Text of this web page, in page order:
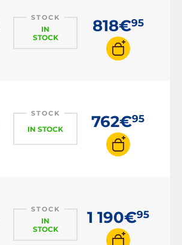
STOCK
IN
STOCK
818€95
STOCK
IN STOCK 762€95
STOCK
IN
STOCK
1 190€95